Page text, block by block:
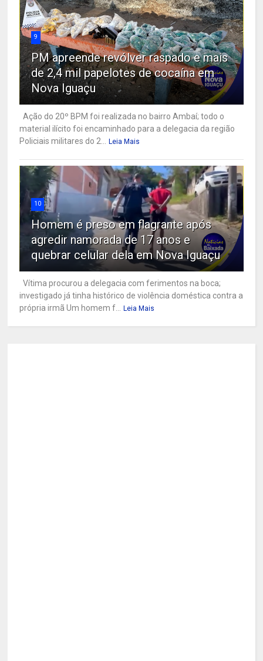
9
PM apreende revólver raspado e mais
de 2,4 mil papelotes de cocaína em
Nova Iguaçu
Ação do 20º BPM foi realizada no bairro Ambaí; todo o
material ilícito foi encaminhado para a delegacia da região
Policiais militares do 2... Leia Mais
10
Homem é preso em flagrante após
agredir namorada de 17 anos e
quebrar celular dela em Nova Iguaçu
Vítima procurou a delegacia com ferimentos na boca;
investigado já tinha histórico de violência doméstica contra a
própria irmã Um homem f... Leia Mais